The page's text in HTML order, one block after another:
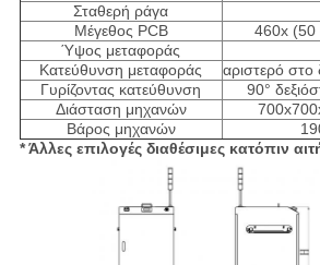
Σταθερή ράγα
Μέγεθος PCB
460x (50
Ύψος μεταφοράς
Κατεύθυνση μεταφοράς
αριστερό στο
Γυρίζοντας κατεύθυνση
90°
Διάσταση μηχανών
Βάρος μηχανών
* Άλλες επιλογές διαθέσιμες κατόπιν